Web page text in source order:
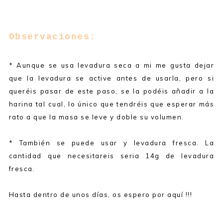
Observaciones:
* Aunque se usa levadura seca a mi me gusta dejar
que la levadura se active antes de usarla, pero si
queréis pasar de este paso, se la podéis añadir a la
harina tal cual, lo único que tendréis que esperar más
rato a que la masa se leve y doble su volumen.
* También se puede usar y levadura fresca. La
cantidad que necesitareis seria 14g de levadura
fresca.
Hasta dentro de unos días, os espero por aquí !!!